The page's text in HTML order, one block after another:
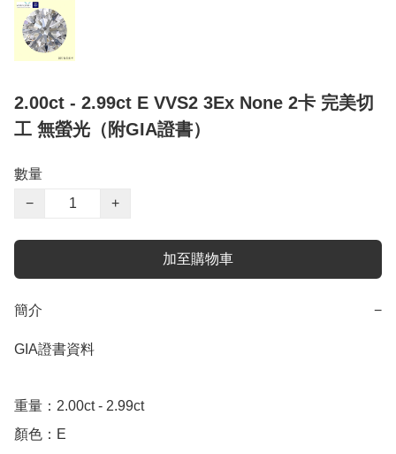
2.00ct - 2.99ct E VVS2 3Ex None 2卡 完美切
工 無螢光（附GIA證書）
數量
−
+
加至購物車
簡介 −
GIA證書資料
重量：2.00ct - 2.99ct
顏色：E